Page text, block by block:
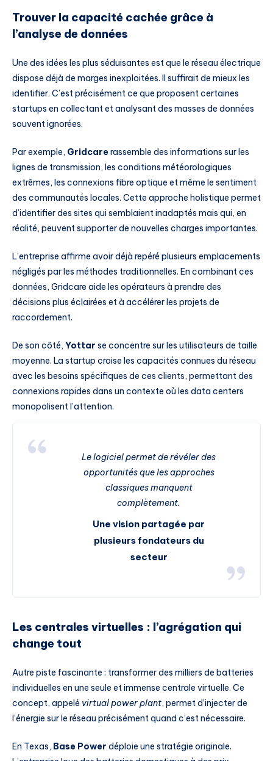
Trouver la capacité cachée grâce à
l’analyse de données
Une des idées les plus séduisantes est que le réseau électrique
dispose déjà de marges inexploitées. Il suffirait de mieux les
identifier. C’est précisément ce que proposent certaines
startups en collectant et analysant des masses de données
souvent ignorées.
Par exemple, Gridcarerassemble des informations sur les
lignes de transmission, les conditions météorologiques
extrêmes, les connexions fibre optique et même le sentiment
des communautés locales. Cette approche holistique permet
d’identifier des sites qui semblaient inadaptés mais qui, en
réalité, peuvent supporter de nouvelles charges importantes.
L’entreprise affirme avoir déjà repéré plusieurs emplacements
négligés par les méthodes traditionnelles. En combinant ces
données, Gridcare aide les opérateurs à prendre des
décisions plus éclairées et à accélérer les projets de
raccordement.
De son côté, Yottar se concentre sur les utilisateurs de taille
moyenne. La startup croise les capacités connues du réseau
avec les besoins spécifiques de ces clients, permettant des
connexions rapides dans un contexte où les data centers
monopolisent l’attention.
Le logiciel permet de révéler des
opportunités que les approches
classiques manquent
complètement.
Une vision partagée par
plusieurs fondateurs du
secteur
Les centrales virtuelles : l’agrégation qui
change tout
Autre piste fascinante : transformer des milliers de batteries
individuelles en une seule et immense centrale virtuelle. Ce
concept, appelé virtual power plant, permet d’injecter de
l’énergie sur le réseau précisément quand c’est nécessaire.
En Texas, Base Power déploie une stratégie originale.